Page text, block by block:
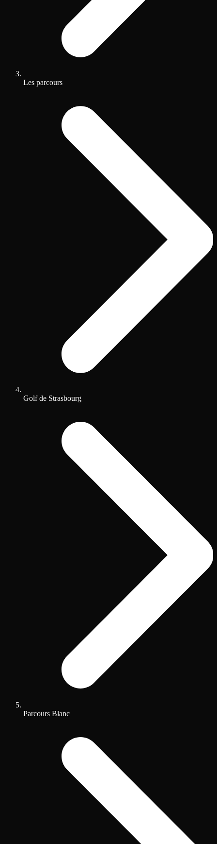
Les parcours
Golf de Strasbourg
Parcours Blanc